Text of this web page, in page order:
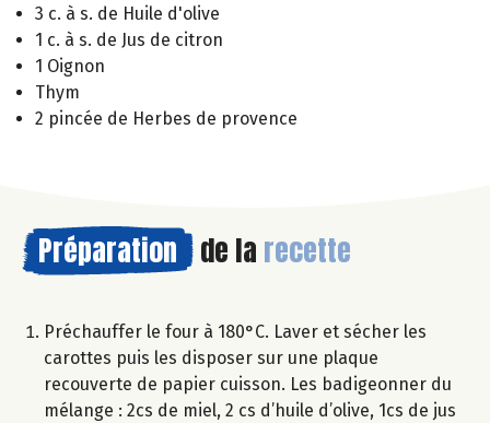
3 c. à s. de Huile d'olive
1 c. à s. de Jus de citron
1 Oignon
Thym
2 pincée de Herbes de provence
Préparation de la recette
Préchauffer le four à 180°C. Laver et sécher les
carottes puis les disposer sur une plaque
recouverte de papier cuisson. Les badigeonner du
mélange : 2cs de miel, 2 cs d’huile d’olive, 1cs de jus